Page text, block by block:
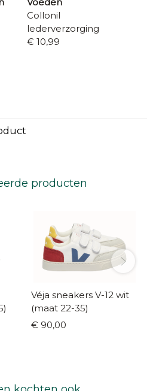
Collonil
lederverzorging
€ 10,99
producten
Véja sneakers V-12 wit
(maat 22-35)
€ 90,00